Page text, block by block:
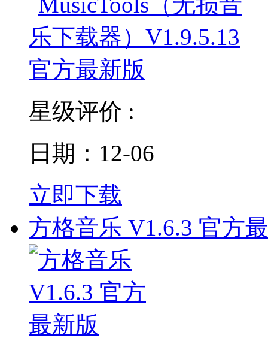
星级评价 :
日期：12-06
立即下载
方格音乐 V1.6.3 官方